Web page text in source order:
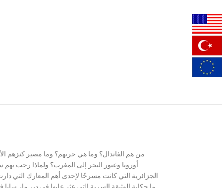
أوروبا وعبور البحر إلى المغرب؟ ولماذا رحب
الجزائرية التي كانت مسرحًا لإحدى أهم المعارك التي
ما حكاية الوثيقة السرية التي عثر عليها في دير مار